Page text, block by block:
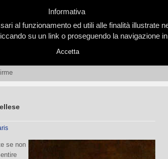
se non
Informativa
al funzionamento ed utili alle finalità illustrate
su un link o proseguendo la navigazione
Accetta